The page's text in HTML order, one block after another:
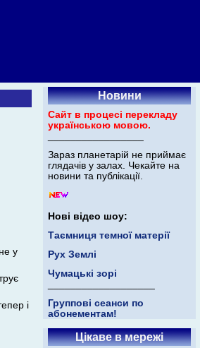
у
і
Новини
Сайт в процесі перекладу
українською мовою.
Зараз планетарій не приймає
глядачів у залах. Чекайте на
новини та публікації.
Нові відео шоу:
Таємниця темної матерії
Рух Землі
Чумацькі зорі
Группові сеанси по
абонементам!
Цікаве в мережі